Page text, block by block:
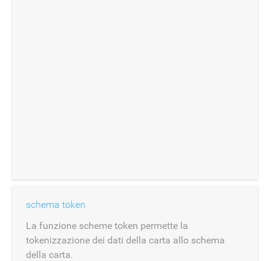
schema token
La funzione scheme token permette la
tokenizzazione dei dati della carta allo schema
della carta.